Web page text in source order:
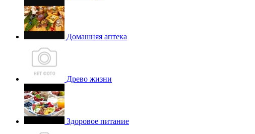
Домашняя аптека
Древо жизни
Здоровое питание